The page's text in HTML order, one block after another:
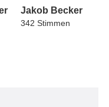
Jakob Becker
342 Stimmen